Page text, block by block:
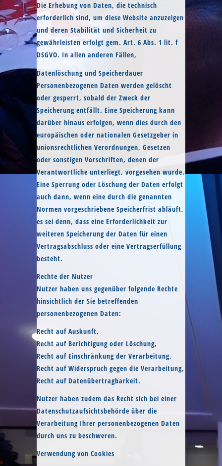
Die Erhebung von Daten, die technisch
erforderlich sind, um diese Website anzuzeigen
und deren Stabilität und Sicherheit zu
gewährleisten erfolgt gem. Art. 6 Abs. 1 lit. f
DSGVO. In allen anderen Fällen,
Datenlöschung und Speicherdauer
Personenbezogenen Daten werden gelöscht
oder gesperrt, sobald der Zweck der
Speicherung entfällt. Eine Speicherung kann
darüber hinaus erfolgen, wenn dies durch den
europäischen oder nationalen Gesetzgeber in
unionsrechtlichen Verordnungen, Gesetzen
oder sonstigen Vorschriften, denen der
Verantwortliche unterliegt, vorgesehen wurde.
Eine Sperrung oder Löschung der Daten erfolgt
auch dann, wenn eine durch die genannten
Normen vorgeschriebene Speicherfrist abläuft,
es sei denn, dass eine Erforderlichkeit zur
weiteren Speicherung der Daten für einen
Vertragsabschluss oder eine Vertragserfüllung
besteht.
Rechte der Nutzer
Nutzer haben uns gegenüber folgende Rechte
hinsichtlich der Sie betreffenden
personenbezogenen Daten:
Recht auf Auskunft,
Recht auf Berichtigung oder Löschung,
Recht auf Einschränkung der Verarbeitung,
Recht auf Widerspruch gegen die Verarbeitung,
Recht auf Datenübertragbarkeit.
Nutzer haben zudem das Recht sich bei einer
Datenschutzaufsichtsbehörde über die
Verarbeitung Ihrer personenbezogenen Daten
durch uns zu beschweren.
Verwendung von Cookies